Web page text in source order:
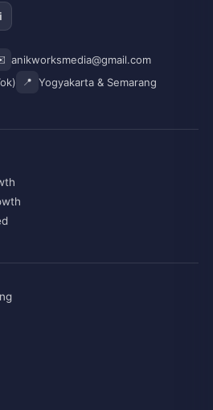
anikworksmedia@gmail.com
📍 Yogyakarta & Semarang